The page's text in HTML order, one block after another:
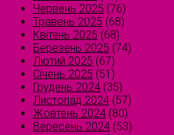
Червень 2025 (76)
Травень 2025 (68)
Квітень 2025 (68)
Березень 2025 (74)
Лютий 2025 (67)
Січень 2025 (51)
Грудень 2024 (35)
Листопад 2024 (57)
Жовтень 2024 (80)
Вересень 2024 (53)